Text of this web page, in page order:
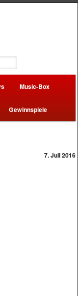
Music-Box
Gewinnspiele
7. Juli 2016